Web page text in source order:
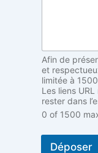
u
t
)
Afin de
et
limitée à
Les liens
rester dans
0 of 1500
Déposer